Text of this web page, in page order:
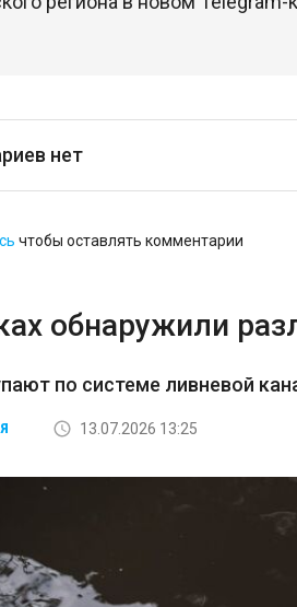
нет
чтобы оставлять комментарии
обнаружили
по системе ливневой
13.07.2026 13:25